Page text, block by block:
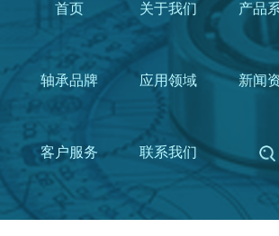
首页 关于我们 产品
轴承品牌 应用领域 新闻
客户服务 联系我们